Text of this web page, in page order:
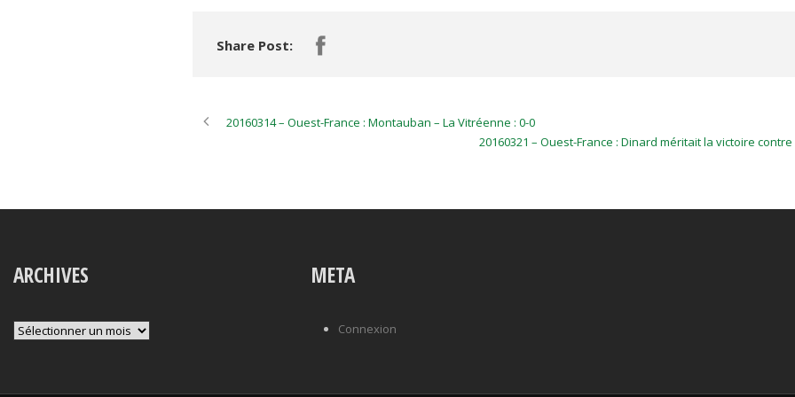
Share Post:
20160314 – Ouest-France : Montauban – La Vitréenne : 0-0
20160321 – Ouest-France : Dinard méritait la victoire
ARCHIVES
Archives
META
Connexion